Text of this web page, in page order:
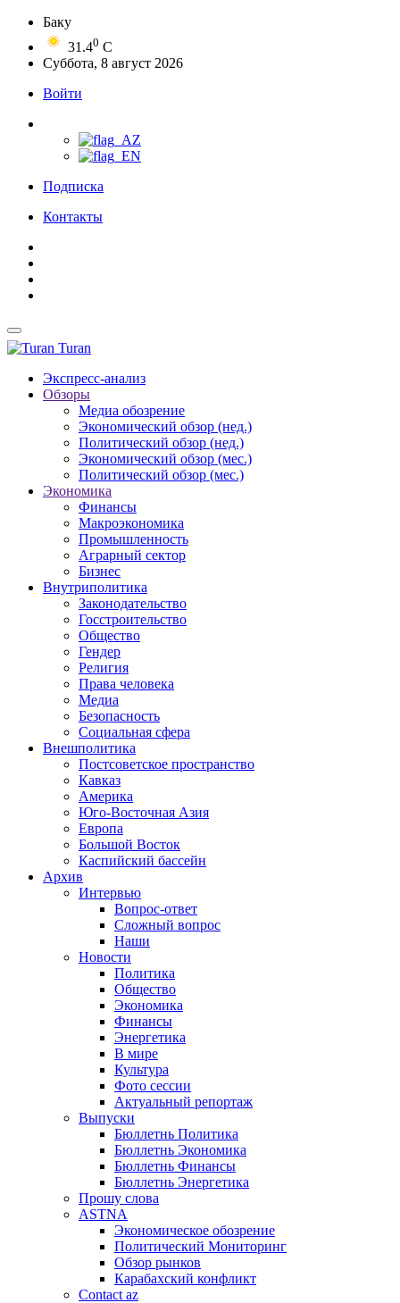
Баку
31.40 C
Суббота, 8 август 2026
Войти
Подписка
Контакты
Turan
Экспресс-анализ
Обзоры
Медиа обозрение
Экономический обзор (нед.)
Политический обзор (нед.)
Экономический обзор (мес.)
Политический обзор (мес.)
Экономика
Финансы
Макроэкономика
Промышленность
Аграрный сектор
Бизнес
Внутриполитика
Законодательство
Госстроительство
Общество
Гендер
Религия
Права человека
Медиа
Безопасность
Социальная сфера
Внешполитика
Постсоветское пространство
Кавказ
Америка
Юго-Восточная Азия
Европа
Большой Восток
Каспийский бассейн
Архив
Интервью
Вопрос-ответ
Сложный вопрос
Наши
Новости
Политика
Общество
Экономика
Финансы
Энергетика
В мире
Культура
Фото сессии
Актуальный репортаж
Выпуски
Бюллетнь Политика
Бюллетнь Экономика
Бюллетнь Финансы
Бюллетнь Энергетика
Прошу слова
ASTNA
Экономическое обозрение
Политический Мониторинг
Обзор рынков
Карабахский конфликт
Contact az